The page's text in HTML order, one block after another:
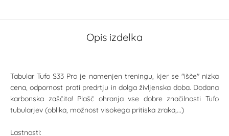
Opis izdelka
Tabular Tufo S33 Pro je namenjen treningu, kjer se "išče" nizka
cena, odpornost proti predrtju in dolga življenska doba. Dodana
karbonska zaščita! Plašč ohranja vse dobre značilnosti Tufo
tubularjev (oblika, možnost visokega pritiska zraka,...)
Lastnosti: